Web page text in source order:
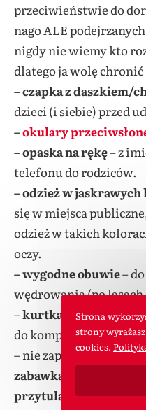
przeciwieństwie do
nago ALE
nigdy nie wiemy kto
dlatego ja wolę
– czapka z daszkiem/
dzieci (i siebie) przed
–okulary
– opaska na rękę– z
telefonu do rodziców.
– odzież w
się w miejsca
odzież w takich
oczy.
– wygodne obuwie–
wędrowania (po
–kurtka/palto
do kompletukalosze,
– nie zapomnij również
zabawkach/
przytulance! 😉
Strona
strony
cookies.